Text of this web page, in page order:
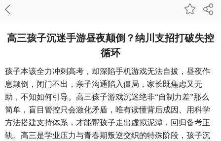
高三孩子沉迷手游昼夜颠倒？纳川支招打破失控
循环
孩子本该全力冲刺高考，却深陷手机游戏无法自拔，昼夜作
息颠倒，闭门不出，亲子沟通陷入僵局，家长既焦虑又无
助，不知如何引导。高三孩子游戏沉迷绝非“自制力差”那么
简单，盲目管控只会激化矛盾，唯有读懂背后成因、用科学
方法搭建支持体系，才能帮孩子走出虚拟泥潭，回归备考正
轨。高三是学业压力与青春期叛逆交织的特殊阶段，孩子沉